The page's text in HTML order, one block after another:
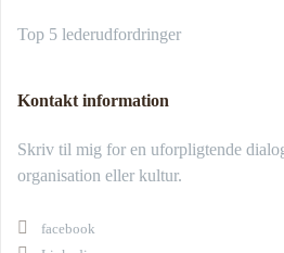
Top 5 lederudfordringer
Kontakt information
Skriv til mig for en uforpligtende
organisation eller kultur.
facebook